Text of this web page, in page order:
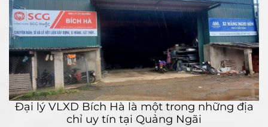
Đại lý VLXD Bích Hà là một trong những địa
chỉ uy tín tại Quảng Ngãi